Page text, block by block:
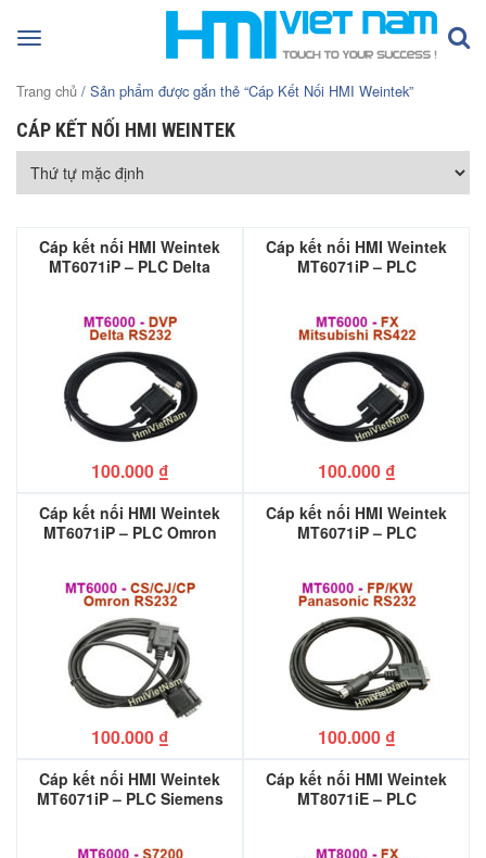
Toggle
Trang chủ / Sản phẩm được gắn thẻ “Cáp Kết Nối HMI Weintek”
CÁP KẾT NỐI HMI WEINTEK
Cáp kết nối HMI Weintek
MT6071iP – PLC Delta
100.000 ₫
Cáp kết nối HMI Weintek
MT6071iP – PLC
100.000 ₫
Cáp kết nối HMI Weintek
MT6071iP – PLC Omron
100.000 ₫
Cáp kết nối HMI Weintek
MT6071iP – PLC
100.000 ₫
Cáp kết nối HMI Weintek
MT6071iP – PLC Siemens
Cáp kết nối HMI Weintek
MT8071iE – PLC